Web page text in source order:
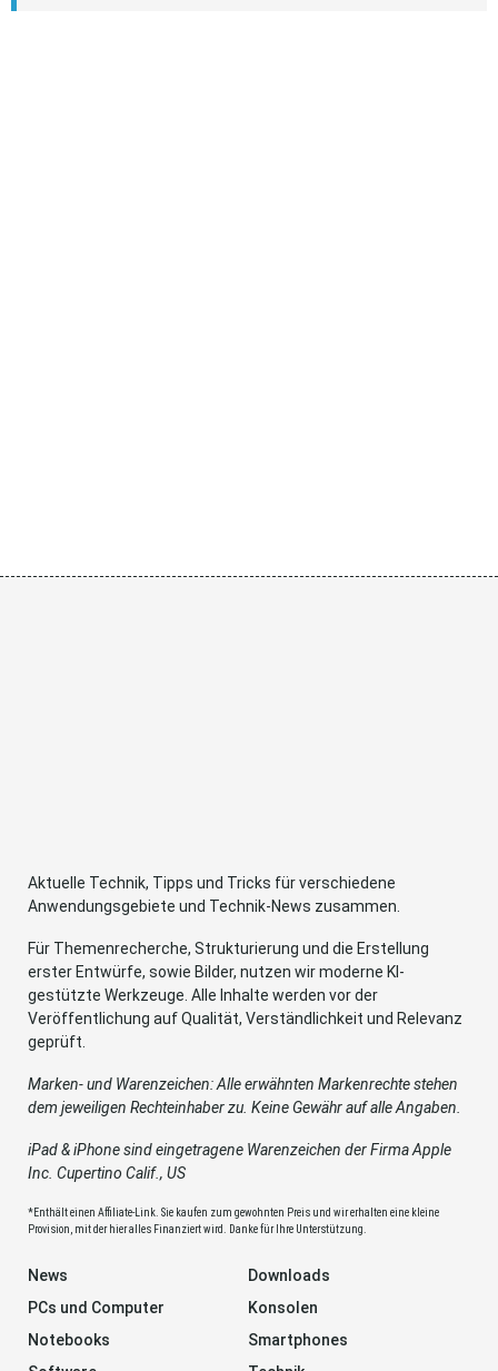
Aktuelle Technik, Tipps und Tricks für verschiedene
Anwendungsgebiete und Technik-News zusammen.
Für Themenrecherche, Strukturierung und die Erstellung
erster Entwürfe, sowie Bilder, nutzen wir moderne KI-
gestützte Werkzeuge. Alle Inhalte werden vor der
Veröffentlichung auf Qualität, Verständlichkeit und Relevanz
geprüft.
Marken- und Warenzeichen: Alle erwähnten Markenrechte stehen
dem jeweiligen Rechteinhaber zu. Keine Gewähr auf alle Angaben.
iPad & iPhone sind eingetragene Warenzeichen der Firma Apple
Inc. Cupertino Calif., US
*Enthält einen Affiliate-Link. Sie kaufen zum gewohnten Preis und wir erhalten eine kleine
Provision, mit der hier alles Finanziert wird. Danke für Ihre Unterstützung.
News
Downloads
PCs und Computer
Konsolen
Notebooks
Smartphones